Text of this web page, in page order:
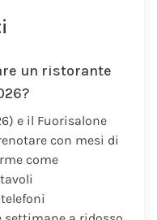
un ristorante
e il Fuorisalone
con mesi di
come